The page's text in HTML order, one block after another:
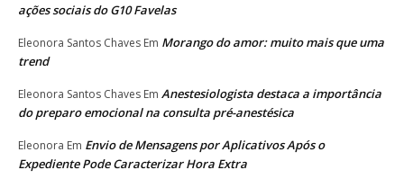
ações sociais do G10 Favelas
Eleonora Santos Chaves Em Morango do amor: muito mais que uma
trend
Eleonora Santos Chaves Em Anestesiologista destaca a importância
do preparo emocional na consulta pré-anestésica
Eleonora Em Envio de Mensagens por Aplicativos Após o
Expediente Pode Caracterizar Hora Extra